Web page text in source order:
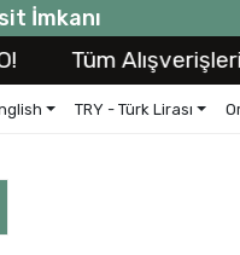
İmkanı
Tüm Alışverişlerinizde
TRY - Türk Lirası